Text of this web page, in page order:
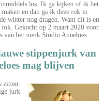
los. Ik ga kijken of ik het
maken en dan ga ik deze rok in
winter nog dragen. Want dit is en
Gekocht op 2 maart 2020 voor
van het merk Studio Anneloes.
stippenjurk van
mag blijven
zitten
jurk